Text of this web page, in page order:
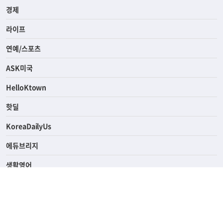
사회
경제
라이프
연예/스포츠
ASK미국
HelloKtown
핫딜
KoreaDailyUs
에듀브리지